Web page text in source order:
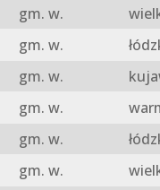
gm. w.
gm. w.
gm. w.
gm. w.
gm. w.
gm. w.